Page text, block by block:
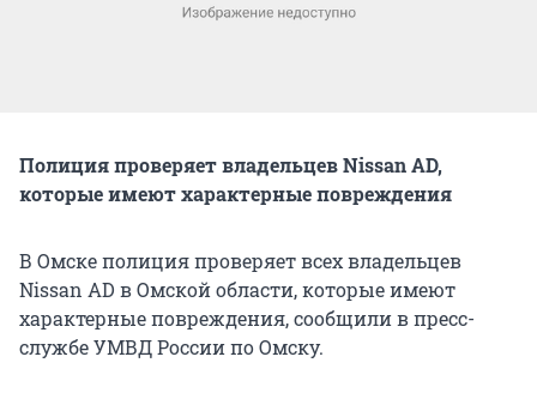
Полиция проверяет владельцев Nissan AD,
которые имеют характерные повреждения
В Омске полиция проверяет всех владельцев
Nissan AD в Омской области, которые имеют
характерные повреждения, сообщили в пресс-
службе УМВД России по Омску.